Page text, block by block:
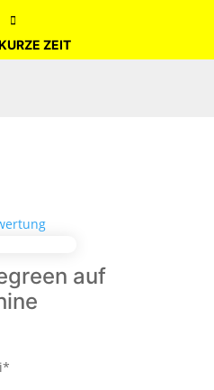

ZEIT
auf